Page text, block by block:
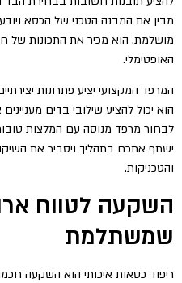
מבין את המבנה הטכני של הכסא
מושלמת. הוא מכיר את התכונות של
האופטימלי.
המרפד המקצועי יציע פתרונות
הוא יכול להציע שילובי בדים
לבחור מרפד מנוסה עם המלצות
ישתף אתכם בתהליך ויסביר את
והטכניקות.
השקעה לטווח
שמשתלמת
ריפוד כסאות איכותי הוא השקעה